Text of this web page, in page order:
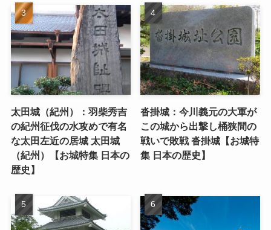
太田城（紀州）：羽柴秀吉
の紀州征伐の水攻めで有名
な太田左近の居城 太田城
（紀州）【お城特集 日本の
歴史】
沓掛城：今川義元の大軍が
この城から出撃し桶狭間の
戦いで敗戦 沓掛城【お城特
集 日本の歴史】